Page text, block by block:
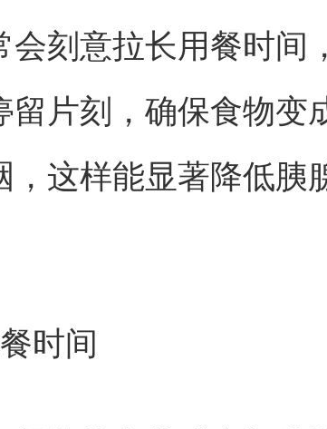
会刻意拉长用餐时间
留片刻，确保食物变
，这样能显著降低胰
时间